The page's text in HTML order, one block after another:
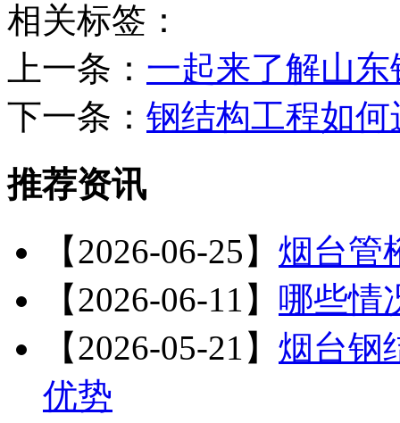
相关标签：
上一条： 一起来了解山
下一条： 钢结构工程如
推荐资讯
【2026-06-25】 烟台管
【2026-06-11】 哪些情
【2026-05-21】 烟台钢
优势